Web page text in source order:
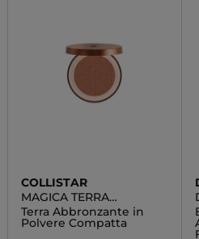
COLLISTAR
MAGICA TERRA
ABBRONZANTE
Terra Abbronzante in
Polvere Compatta